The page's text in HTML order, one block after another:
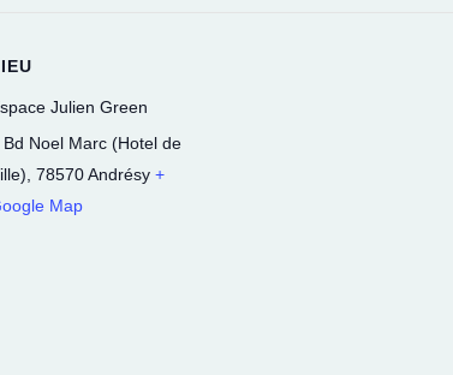
Julien Green
Bd Noel Marc (Hotel de
78570Andrésy +
Map